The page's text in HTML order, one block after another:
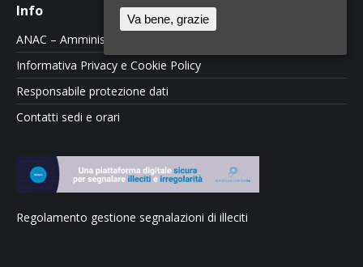
Info
ANAC – Amministrazione Trasparente
Informativa Privacy e Cookie Policy
Responsabile protezione dati
Contatti sedi e orari
Regolamento gestione segnalazioni di illeciti
Va bene, grazie